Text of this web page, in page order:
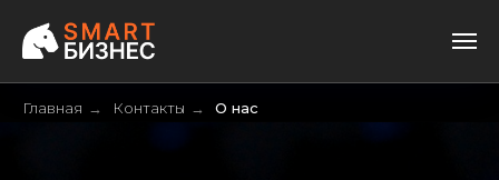
Главная → Контакты → О нас